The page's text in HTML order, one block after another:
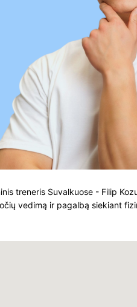
treneris Suvalkuose - Filip
vedimą ir pagalbą siekiant